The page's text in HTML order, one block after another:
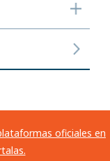
oficiales en